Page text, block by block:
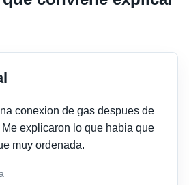
conexion de gas despues de
explicaron lo que habia que
muy ordenada.